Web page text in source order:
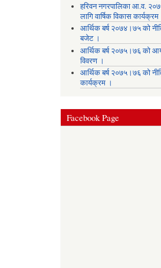
हरिवन नगरपालिका आ‍.व.
लागि वार्षिक विकास कार्यक्रम
आर्थिक बर्ष २०७४।७५ को
बजेट ।
आर्थिक बर्ष २०७५।७६ को
विवरण ।
आर्थिक बर्ष २०७५।७६ को
कार्यक्रम ।
Facebook Page